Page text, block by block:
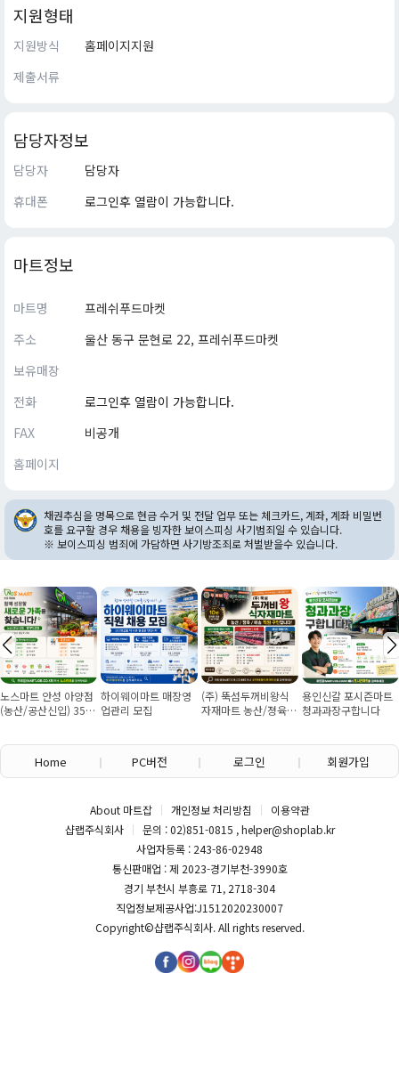
지원형태
지원방식
홈페이지지원
제출서류
담당자정보
담당자
담당자
휴대폰
로그인후 열람이 가능합니다.
마트정보
마트명
프레쉬푸드마켓
주소
울산 동구 문현로 22, 프레쉬푸드마켓
보유매장
전화
로그인후 열람이 가능합니다.
FAX
비공개
홈페이지
채권추심을 명목으로 현금 수거 및 전달 업무 또는 체크카드, 계좌, 계좌 비밀번
호를 요구할 경우 채용을 빙자한 보이스피싱 사기범죄일 수 있습니다.
※ 보이스피싱 범죄에 가담하면 사기방조죄로 처벌받을수 있습니다.
노스마트 안성 아양점
(농산/공산신입) 355
하이웨이마트 매장영
업관리 모집
(주) 뚝섬두꺼비왕식
자재마트 농산/졍육/
용인신갈 포시즌마트
청과과장구합니다
Home PC버전 로그인 회원가입
About 마트잡 개인정보 처리방침
이용약관
샵랩주식회사
문의 : 02)851-0815 , helper@shoplab.kr
사업자등록 : 243-86-02948
통신판매업 : 제 2023-경기부천-3990호
경기 부천시 부흥로 71, 2718-304
직업정보제공사업:J1512020230007
Copyright©샵랩주식회사. All rights reserved.